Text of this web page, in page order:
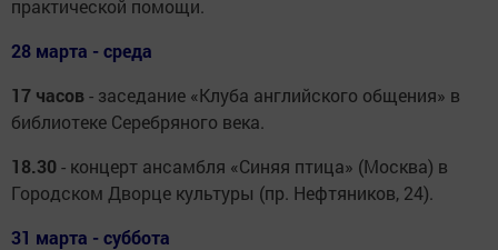
практической помощи.
28 марта - среда
17 часов- заседание «Клуба английского общения» в
библиотеке Серебряного века.
18.30- концерт ансамбля «Синяя птица» (Москва) в
Городском Дворце культуры (пр. Нефтяников, 24).
31 марта - суббота